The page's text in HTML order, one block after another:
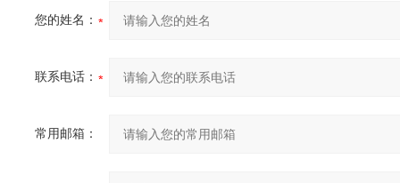
您的姓名：
联系电话：
常用邮箱：